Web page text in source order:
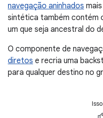
navegação aninhados
sintética também contém
um que seja ancestral do
O componente de
diretos e recria uma
para qualquer destino no